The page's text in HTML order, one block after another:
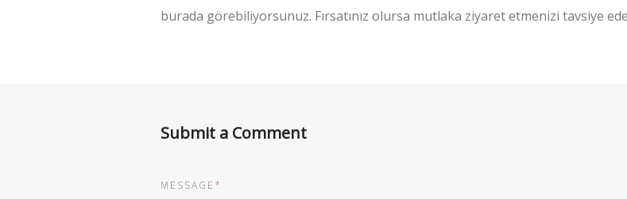
burada görebiliyorsunuz. Fırsatınız olursa mutlaka ziyaret etmenizi tavsiye
Submit a Comment
MESSAGE *